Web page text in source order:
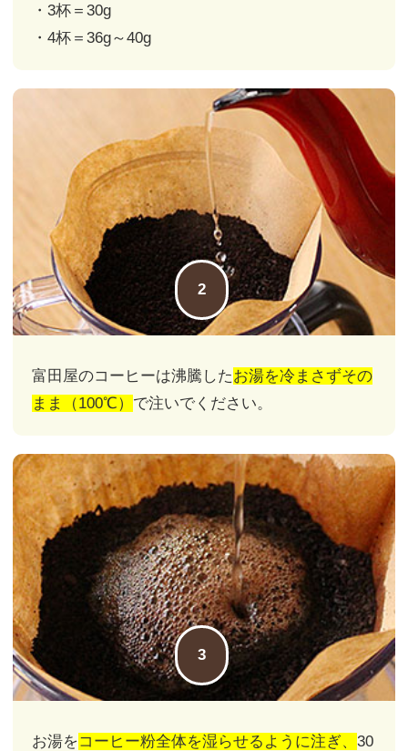
・3杯＝30g
・4杯＝36g～40g
2
富田屋のコーヒーは沸騰したお湯を冷まさずその
まま（100℃） で注いでください。
3
お湯をコーヒー粉全体を湿らせるように注ぎ、 30